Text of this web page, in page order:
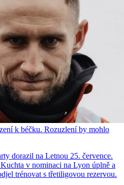
k béčku. Rozuzlení by mohlo
dorazil na Letnou 25. července.
v nominaci na Lyon úplně a
trénovat s třetiligovou rezervou.